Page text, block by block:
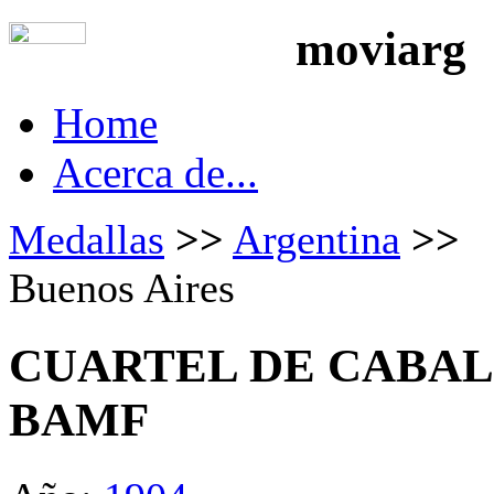
moviarg
Home
Acerca de...
Medallas >> Argentina >>
Buenos Aires
CUARTEL DE
BAMF